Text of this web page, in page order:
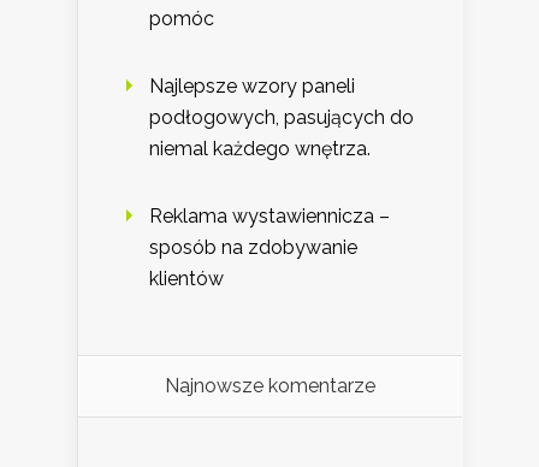
pomóc
Najlepsze wzory paneli
podłogowych, pasujących do
niemal każdego wnętrza.
Reklama wystawiennicza –
sposób na zdobywanie
klientów
Najnowsze komentarze